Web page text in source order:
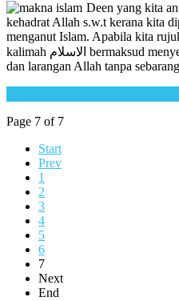
Deen yang kita
kehadrat Allah s.w.t kerana kita
menganut Islam. Apabila kita
kalimah الاسلام bermaksud menyerah dan patuh kepada perintah
dan larangan Allah tanpa
Page 7 of 7
Start
Prev
1
2
3
4
5
6
7
Next
End